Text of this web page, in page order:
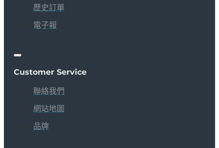
歷史訂單
電子報
Customer Service
聯絡我們
網站地圖
品牌